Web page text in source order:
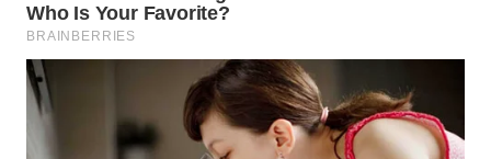
Wahana
Media
Group